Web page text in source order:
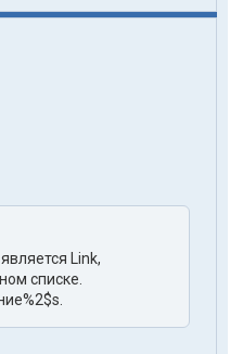
Link,
списке.